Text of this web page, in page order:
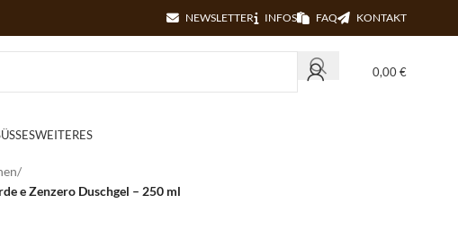
NEWSLETTER INFOS FAQ KONTAKT
0,00€
WEITERES
/
e Zenzero Duschgel – 250 ml